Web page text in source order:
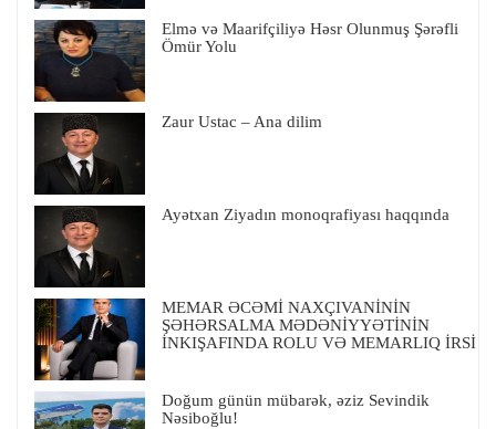
Elmə və Maarifçiliyə Həsr Olunmuş Şərəfli
Ömür Yolu
Zaur Ustac – Ana dilim
Ayətxan Ziyadın monoqrafiyası haqqında
MEMAR ƏCƏMİ NAXÇIVANİNİN
ŞƏHƏRSALMA MƏDƏNİYYƏTİNİN
İNKIŞAFINDA ROLU VƏ MEMARLIQ İRSİ
Doğum günün mübarək, əziz Sevindik
Nəsiboğlu!